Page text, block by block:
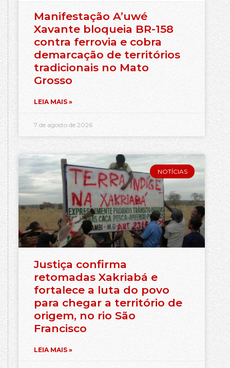
Manifestação A’uwé
Xavante bloqueia BR-158
contra ferrovia e cobra
demarcação de territórios
tradicionais no Mato
Grosso
LEIA MAIS »
7 de agosto de 2026
NOTÍCIAS
Justiça confirma
retomadas Xakriabá e
fortalece a luta do povo
para chegar a território de
origem, no rio São
Francisco
LEIA MAIS »